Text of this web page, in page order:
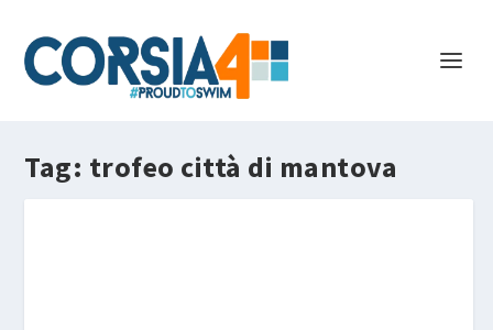
Tag: trofeo città di mantova